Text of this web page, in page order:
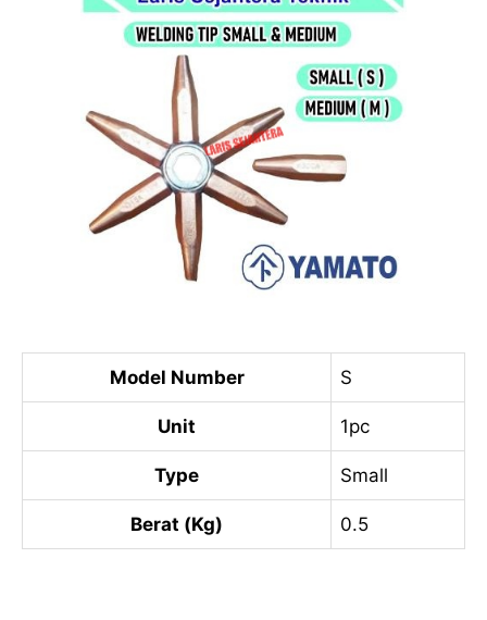
Model Number S
Unit 1pc
Type Small
Berat (Kg) 0.5